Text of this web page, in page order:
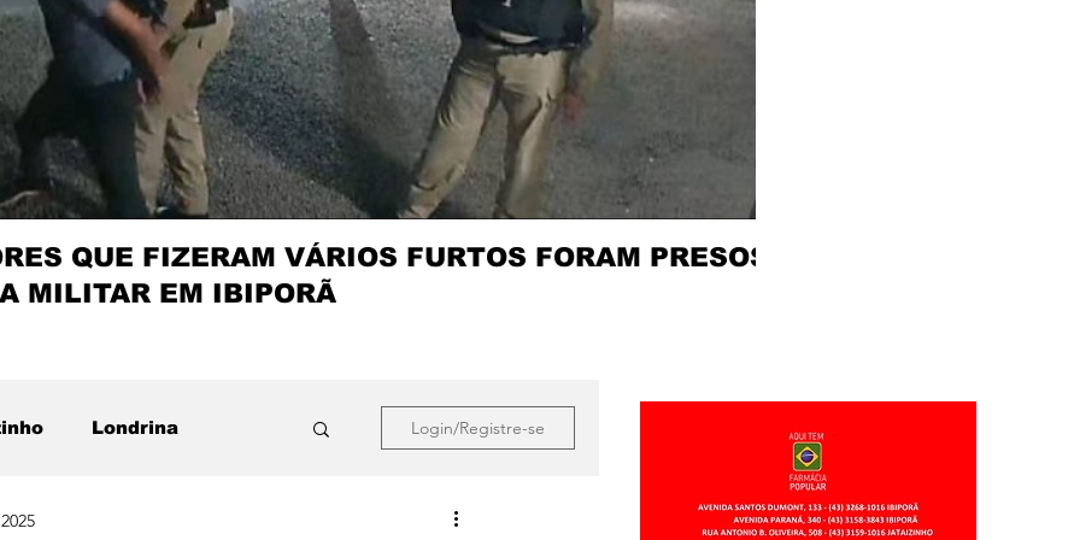
QUE FIZERAM VÁRIOS FURTOS FORAM PRESOS
MILITAR EM IBIPORÃ
Londrina Login/Registre-se